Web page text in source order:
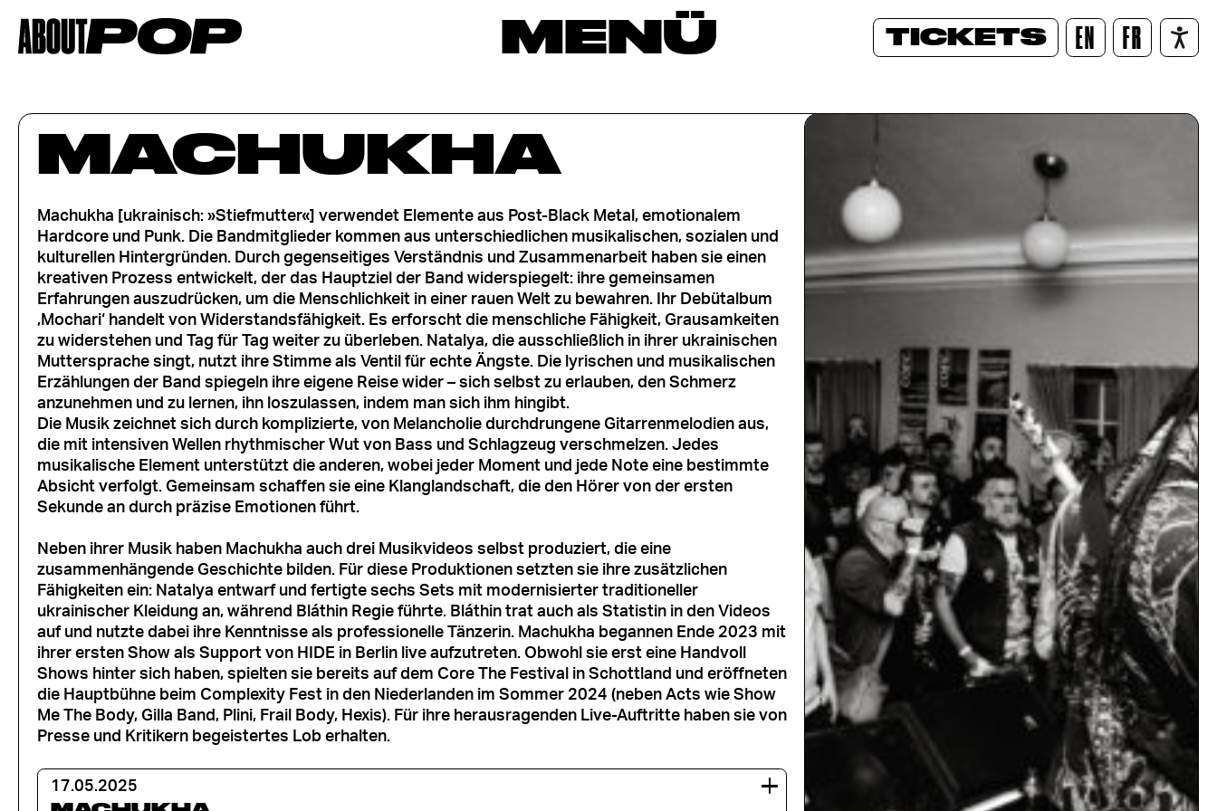
MENÜ TICKETS EN FR
MACHUKHA
Machukha [ukrainisch: »Stiefmutter«] verwendet Elemente aus Post-Black Metal, emotionalem
Hardcore und Punk. Die Bandmitglieder kommen aus unterschiedlichen musikalischen, sozialen und
kulturellen Hintergründen. Durch gegenseitiges Verständnis und Zusammenarbeit haben sie einen
kreativen Prozess entwickelt, der das Hauptziel der Band widerspiegelt: ihre gemeinsamen
Erfahrungen auszudrücken, um die Menschlichkeit in einer rauen Welt zu bewahren. Ihr Debütalbum
‚Mochari‘ handelt von Widerstandsfähigkeit. Es erforscht die menschliche Fähigkeit, Grausamkeiten
zu widerstehen und Tag für Tag weiter zu überleben. Natalya, die ausschließlich in ihrer ukrainischen
Muttersprache singt, nutzt ihre Stimme als Ventil für echte Ängste. Die lyrischen und musikalischen
Erzählungen der Band spiegeln ihre eigene Reise wider – sich selbst zu erlauben, den Schmerz
anzunehmen und zu lernen, ihn loszulassen, indem man sich ihm hingibt.
Die Musik zeichnet sich durch komplizierte, von Melancholie durchdrungene Gitarrenmelodien aus,
die mit intensiven Wellen rhythmischer Wut von Bass und Schlagzeug verschmelzen. Jedes
musikalische Element unterstützt die anderen, wobei jeder Moment und jede Note eine bestimmte
Absicht verfolgt. Gemeinsam schaffen sie eine Klanglandschaft, die den Hörer von der ersten
Sekunde an durch präzise Emotionen führt.
Neben ihrer Musik haben Machukha auch drei Musikvideos selbst produziert, die eine
zusammenhängende Geschichte bilden. Für diese Produktionen setzten sie ihre zusätzlichen
Fähigkeiten ein: Natalya entwarf und fertigte sechs Sets mit modernisierter traditioneller
ukrainischer Kleidung an, während Bláthin Regie führte. Bláthin trat auch als Statistin in den Videos
auf und nutzte dabei ihre Kenntnisse als professionelle Tänzerin. Machukha begannen Ende 2023 mit
ihrer ersten Show als Support von HIDE in Berlin live aufzutreten. Obwohl sie erst eine Handvoll
Shows hinter sich haben, spielten sie bereits auf dem Core The Festival in Schottland und eröffneten
die Hauptbühne beim Complexity Fest in den Niederlanden im Sommer 2024 (neben Acts wie Show
Me The Body, Gilla Band, Plini, Frail Body, Hexis). Für ihre herausragenden Live-Auftritte haben sie von
Presse und Kritikern begeistertes Lob erhalten.
17.05.2025